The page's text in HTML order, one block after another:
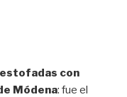
con
Módena: fue el